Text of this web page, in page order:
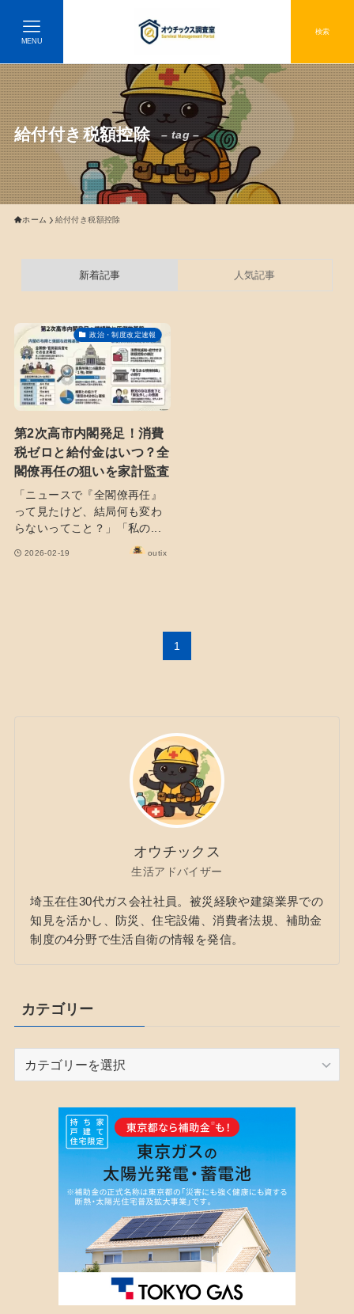
検索
MENU
給付付き税額控除 – tag –
ホーム 給付付き税額控除
新着記事 人気記事
政治・制度改定速報
第2次高市内閣発足！消費
税ゼロと給付金はいつ？全
閣僚再任の狙いを家計監査
「ニュースで『全閣僚再任』
って見たけど、結局何も変わ
らないってこと？」「私の...
2026-02-19 outix
1
オウチックス
生活アドバイザー
埼玉在住30代ガス会社社員。被災経験や建築業界での
知見を活かし、防災、住宅設備、消費者法規、補助金
制度の4分野で生活自衛の情報を発信。
カテゴリー